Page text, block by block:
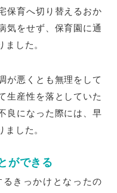
保育へ切り替えるおか
気をせず、保育園に通
ました。
が悪くとも無理をして
生産性を落としていた
良になった際には、早
した。
ができる
きっかけとなったの